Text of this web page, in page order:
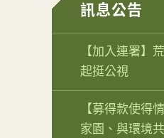
訊息公告
【加入連署】
起挺公視
【募得款使得
家園、與環境